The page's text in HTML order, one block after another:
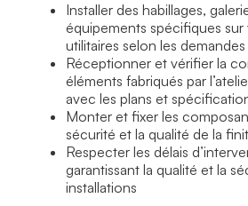
Installer des habillages,
équipements spécifiques sur
utilitaires selon les
Réceptionner et vérifier la
éléments fabriqués par
avec les plans et
Monter et fixer les
sécurité et la qualité de la
Respecter les délais
garantissant la qualité et la
installations